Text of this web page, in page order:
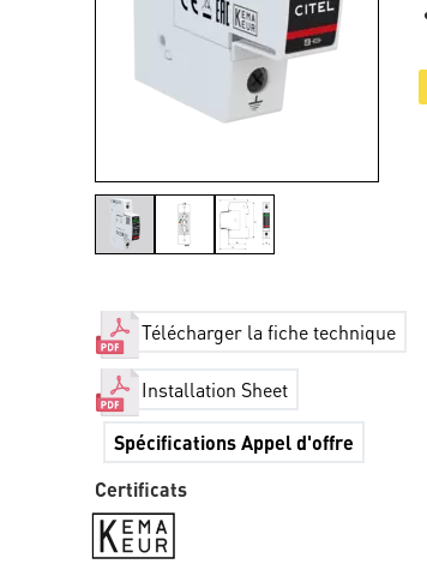
Télécharger la fiche technique
Installation Sheet
Spécifications Appel d'offre
Certificats